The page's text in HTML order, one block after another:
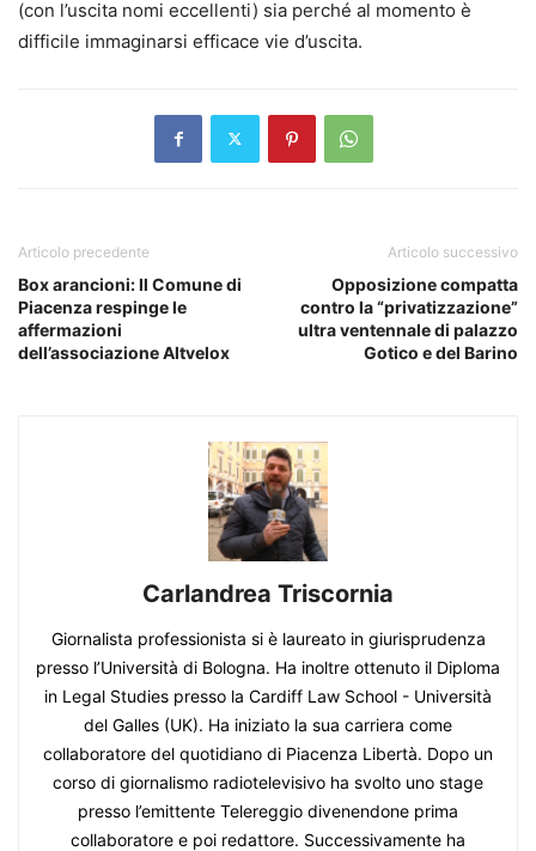
(con l’uscita nomi eccellenti) sia perché al momento è
difficile immaginarsi efficace vie d’uscita.
Articolo precedente
Box arancioni: Il Comune di
Piacenza respinge le
affermazioni
dell’associazione Altvelox
Articolo successivo
Opposizione compatta
contro la “privatizzazione”
ultra ventennale di palazzo
Gotico e del Barino
Carlandrea Triscornia
Giornalista professionista si è laureato in giurisprudenza
presso l’Università di Bologna. Ha inoltre ottenuto il Diploma
in Legal Studies presso la Cardiff Law School - Università
del Galles (UK). Ha iniziato la sua carriera come
collaboratore del quotidiano di Piacenza Libertà. Dopo un
corso di giornalismo radiotelevisivo ha svolto uno stage
presso l’emittente Telereggio divenendone prima
collaboratore e poi redattore. Successivamente ha